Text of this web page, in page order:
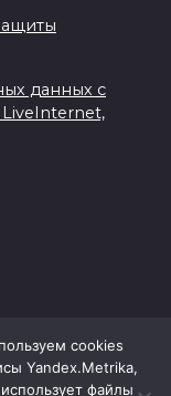
данных с
cookies
Yandex.Metrika,
файлы